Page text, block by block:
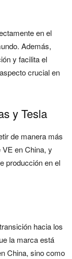
en el
Además,
y facilita el
crucial en
y Tesla
de manera más
en China, y
producción en el
hacia los
la marca está
China, sino como